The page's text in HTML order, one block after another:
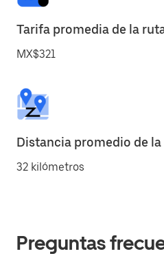
Tarifa promedia de la
MX$321
Distancia promedio de
32 kilómetros
Preguntas